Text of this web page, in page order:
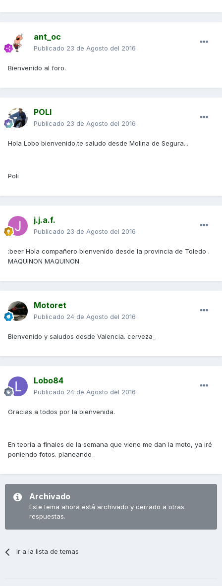
ant_oc
Publicado 23 de Agosto del 2016
Bienvenido al foro.
POLI
Publicado 23 de Agosto del 2016
Hola Lobo bienvenido,te saludo desde Molina de Segura...
Poli
j.j.a.f.
Publicado 23 de Agosto del 2016
:beer Hola compañero bienvenido desde la provincia de Toledo .
MAQUINON MAQUINON .
Motoret
Publicado 24 de Agosto del 2016
Bienvenido y saludos desde Valencia. cerveza_
Lobo84
Publicado 24 de Agosto del 2016
Gracias a todos por la bienvenida.
En teoría a finales de la semana que viene me dan la moto, ya iré
poniendo fotos. planeando_
Archivado
Este tema ahora está archivado y cerrado a otras
respuestas.
Ir a la lista de temas